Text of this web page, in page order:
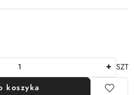
SZT
koszyka